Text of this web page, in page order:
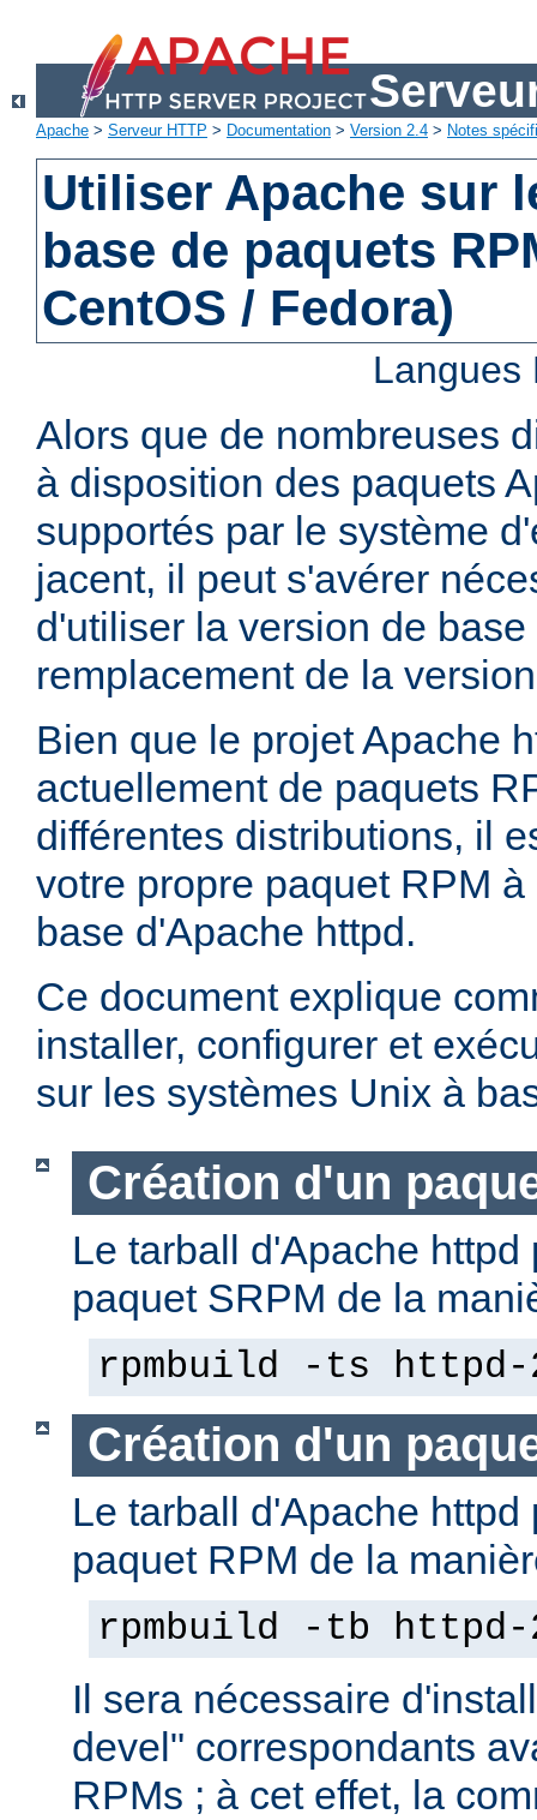
Apache > Serveur HTTP > Documentation > Version 2.4 > Notes
Utiliser Apache sur
base de paquets
CentOS / Fedora)
Alors que de nombreuses
à disposition des paquets
supportés par le système
jacent, il peut s'avérer
d'utiliser la version de
remplacement de la
Bien que le projet Apache
actuellement de paquets
différentes distributions, il
votre propre paquet RPM
base d'Apache httpd.
Ce document explique
installer, configurer et
sur les systèmes Unix à
Création d'un
Le tarball d'Apache
paquet SRPM de la
rpmbuild -ts
Création d'un
Le tarball d'Apache
paquet RPM de la
rpmbuild -tb
Il sera nécessaire
devel" correspondants
RPMs ; à cet effet, la